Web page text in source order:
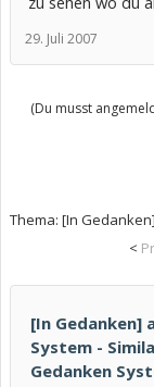
29. Juli 2007
(Du musst
Thema: [In
<
[In Gedanken]
System -
Gedanken